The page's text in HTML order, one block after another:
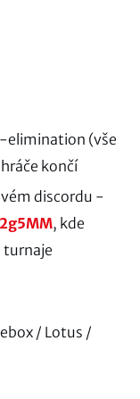
elimination (vše
končí
discordu -
, kde
turnaje
/ Lotus /